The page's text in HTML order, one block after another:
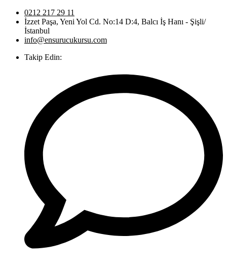
0212 217 29 11
İzzet Paşa, Yeni Yol Cd. No:14 D:4, Balcı İş Hanı - Şişli/
İstanbul
info@ensurucukursu.com
Takip Edin: